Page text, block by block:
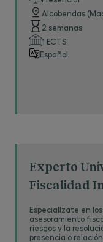
Alcobendas
2 semanas
1 ECTS
Español
Experto
Fiscalidad
Especialízate en
asesoramiento
riesgos y la
presencia o